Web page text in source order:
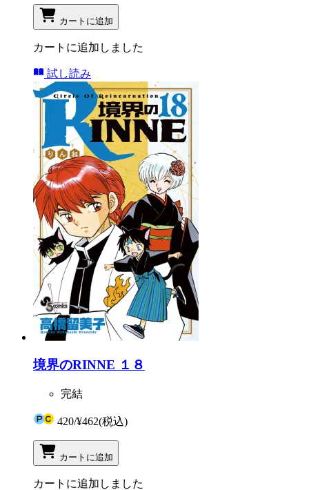
カートに追加
カートに追加しました
試し読み
境界のRINNE １８
完結
420/¥462(税込)
カートに追加
カートに追加しました